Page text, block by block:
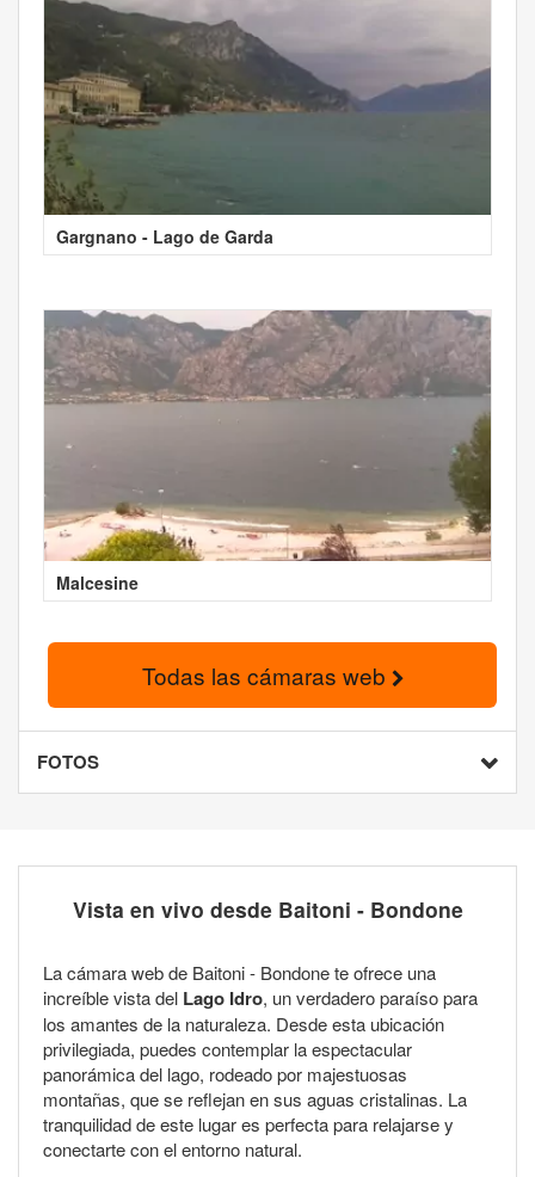
Gargnano - Lago de Garda
Malcesine
Todas las cámaras web
FOTOS
Vista en vivo desde Baitoni - Bondone
La cámara web de Baitoni - Bondone te ofrece una
increíble vista del Lago Idro, un verdadero paraíso para
los amantes de la naturaleza. Desde esta ubicación
privilegiada, puedes contemplar la espectacular
panorámica del lago, rodeado por majestuosas
montañas, que se reflejan en sus aguas cristalinas. La
tranquilidad de este lugar es perfecta para relajarse y
conectarte con el entorno natural.